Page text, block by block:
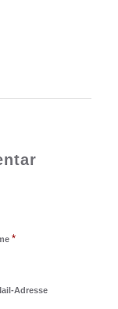
*
Adresse